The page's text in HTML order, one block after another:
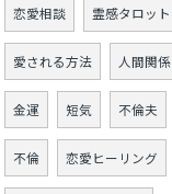
恋愛相談 霊感タロット
愛される方法 人間関係
金運 短気 不倫夫
不倫 恋愛ヒーリング